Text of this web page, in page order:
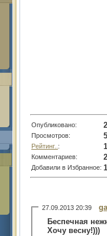
Опубликовано:
Просмотров:
Рейтинг.. :
Комментариев: 2
Добавили в Избранное: 1
27.09.2013 20:39
Беспечная
Хочу весну!)))